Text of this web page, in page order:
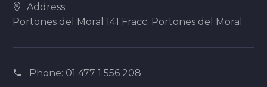
Address:
Portones del Moral 141 Fracc. Portones del Moral
Phone: 01 477 1 556 208